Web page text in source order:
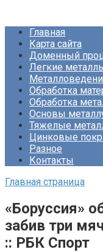
контентуГлавная
Карта сайта
Доменный
Легкие
Обработка
Обработка
Основы
Тяжелые
Цинковые
Разное
Контакты
Главная страница
«Боруссия»
забив три
:: РБК Спорт